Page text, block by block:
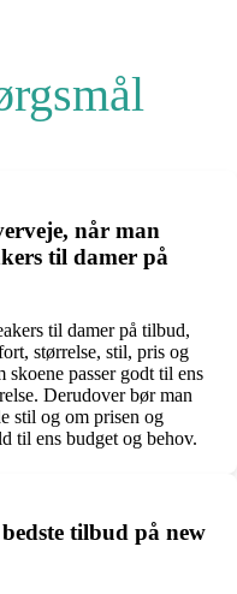
når man
til damer på
til damer på tilbud,
størrelse, stil, pris og
passer godt til ens
Derudover bør man
stil og om prisen og
til ens budget og behov.
tilbud på new